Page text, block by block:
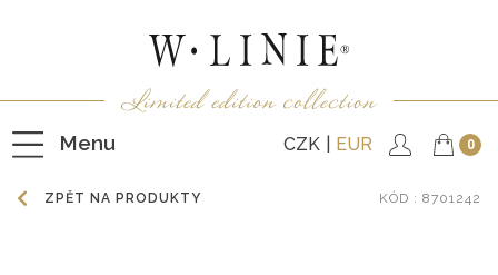
Menu CZK EUR 0
ZPĚT NA PRODUKTY KÓD : 8701242